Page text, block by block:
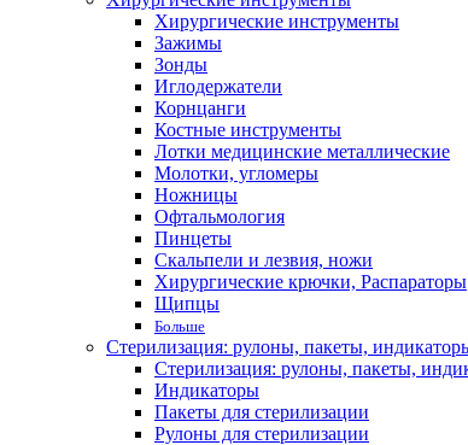
Хирургические инструменты
Зажимы
Зонды
Иглодержатели
Корнцанги
Костные инструменты
Лотки медицинские металлические
Молотки, угломеры
Ножницы
Офтальмология
Пинцеты
Скальпели и лезвия, ножи
Хирургические крючки, Распараторы
Щипцы
Больше
Стерилизация: рулоны, пакеты,
Стерилизация: рулоны, пакеты,
Индикаторы
Пакеты для стерилизации
Рулоны для стерилизации